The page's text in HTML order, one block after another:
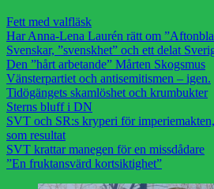
Fett med valfläsk
Har Anna-Lena Laurén rätt om
Svenskar, ”svenskhet” och ett delat
Den ”hårt arbetande” Mårten Skogsmus
Vänsterpartiet och antisemitismen – igen.
Tidögängets skamlöshet och krumbukter
Sterns bluff i DN
SVT och SR:s kryperi för
som resultat
SVT krattar manegen för en missdådare
”En fruktansvärd kortsiktighet”